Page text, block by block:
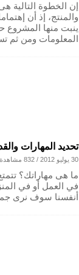
إن الخطوة التالية
والمنتج، إذ أن
ينبت منها
المعلومات ومن ثم
تحديد المهارات
30 يوليو 2012 / 832 مشاهدة
ما هى مهاراتك؟
في العمل أو في
أنفسنا سوف نرى